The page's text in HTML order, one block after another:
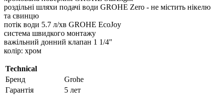
роздільні шляхи подачі води GROHE Zero - не містить нікелю
та свинцю
потік води 5.7 л/хв GROHE EcoJoy
система швидкого монтажу
важільний донний клапан 1 1/4"
колір: хром
Technical
Бренд
Grohe
Гарантія
5 лет